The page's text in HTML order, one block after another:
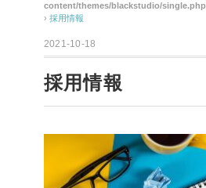
content/themes/blackstudio/single.php
› 採用情報
2021-10-18
採用情報